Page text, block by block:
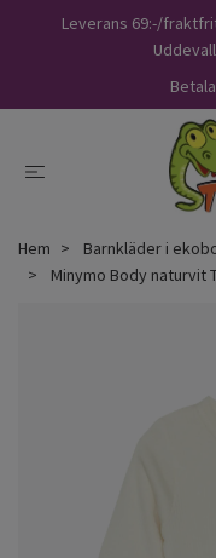
Leverans 69:-/
Hem
Barnkläder i
Minymo Body naturvit